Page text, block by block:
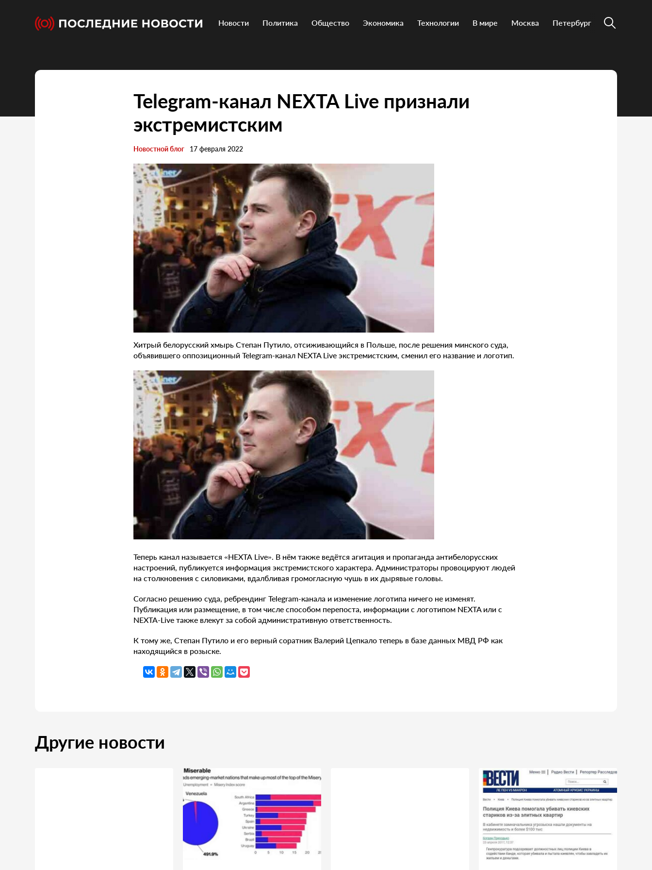
Новости Политика Общество Экономика Технологии В мире Москва Петербург
Telegram-канал NEXTA Live признали
экстремистским
Новостной блог 17 февраля 2022
Хитрый белорусский хмырь Степан Путило, отсиживающийся в Польше, после решения минского суда,
объявившего оппозиционный Telegram-канал NEXTA Live экстремистским, сменил его название и логотип.
Теперь канал называется «НЕХТА Live». В нём также ведётся агитация и пропаганда антибелорусских
настроений, публикуется информация экстремистского характера. Администраторы провоцируют людей
на столкновения с силовиками, вдалбливая громогласную чушь в их дырявые головы.
Согласно решению суда, ребрендинг Telegram-канала и изменение логотипа ничего не изменят.
Публикация или размещение, в том числе способом перепоста, информации с логотипом NEXTA или с
NEXTA-Live также влекут за собой административную ответственность.
К тому же, Степан Путило и его верный соратник Валерий Цепкало теперь в базе данных МВД РФ как
находящийся в розыске.
Другие новости